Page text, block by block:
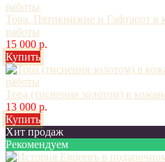
Тора. Пятикнижие и Гафтарот в
работы
15 000 р.
Купить
Тора (тиснения золотом) в
13 000 р.
Купить
Хит продаж
Рекомендуем